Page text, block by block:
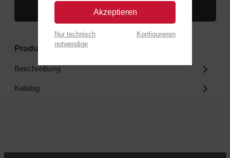
In den Warenkorb
Produktnummer:COPCOLANTR
Beschreibung
Katalog
Akzeptieren
Nur technisch
notwendige
Konfigurieren